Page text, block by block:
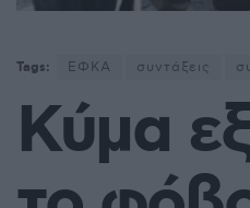
Tags: ΕΦΚΑ συντάξεις
Κύμα